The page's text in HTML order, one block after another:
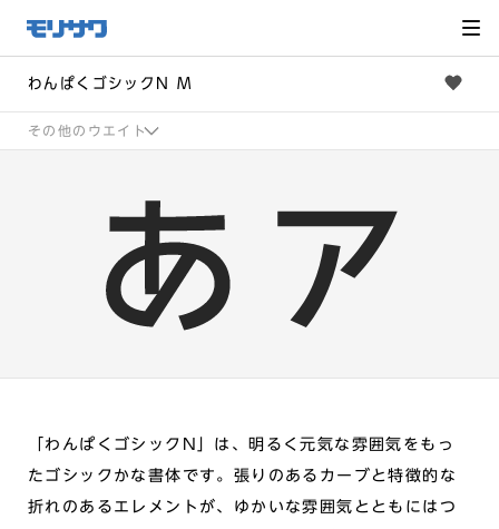
メ
ニュー
飛ばし
へ移動
わんぱくゴシックN M
その他のウエイト
「わんぱくゴシックN」は、明るく元気な雰囲気をもっ
たゴシックかな書体です。張りのあるカーブと特徴的な
折れのあるエレメントが、ゆかいな雰囲気とともにはつ